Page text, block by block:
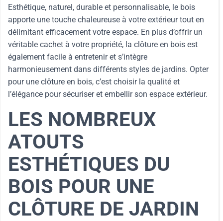
Esthétique, naturel, durable et personnalisable, le bois
apporte une touche chaleureuse à votre extérieur tout en
délimitant efficacement votre espace. En plus d’offrir un
véritable cachet à votre propriété, la clôture en bois est
également facile à entretenir et s’intègre
harmonieusement dans différents styles de jardins. Opter
pour une clôture en bois, c’est choisir la qualité et
l’élégance pour sécuriser et embellir son espace extérieur.
LES NOMBREUX
ATOUTS
ESTHÉTIQUES DU
BOIS POUR UNE
CLÔTURE DE JARDIN